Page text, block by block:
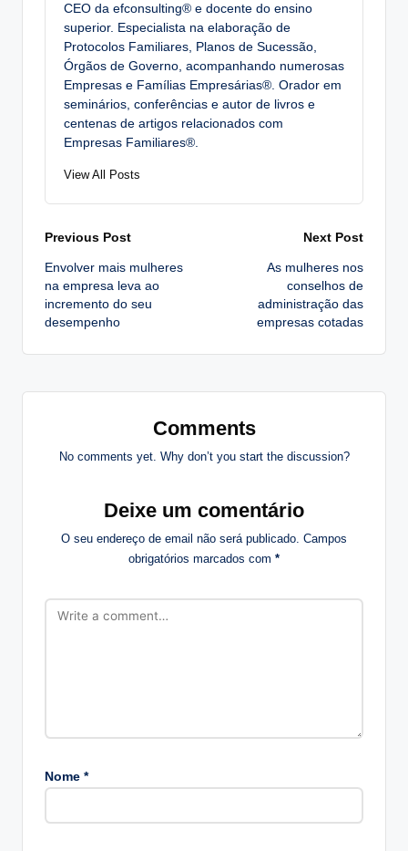
CEO da efconsulting® e docente do ensino
superior. Especialista na elaboração de
Protocolos Familiares, Planos de Sucessão,
Órgãos de Governo, acompanhando numerosas
Empresas e Famílias Empresárias®. Orador em
seminários, conferências e autor de livros e
centenas de artigos relacionados com
Empresas Familiares®.
View All Posts
Post
navigation
Previous Post
Envolver mais mulheres
na empresa leva ao
incremento do seu
desempenho
Next Post
As mulheres nos
conselhos de
administração das
empresas cotadas
Comments
No comments yet. Why don’t you start the discussion?
Deixe um comentário
O seu endereço de email não será publicado. Campos
obrigatórios marcados com *
Nome *